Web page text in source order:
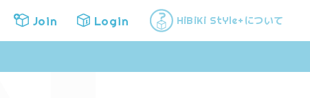
Join
Join Login HiBiKi StYle+ について